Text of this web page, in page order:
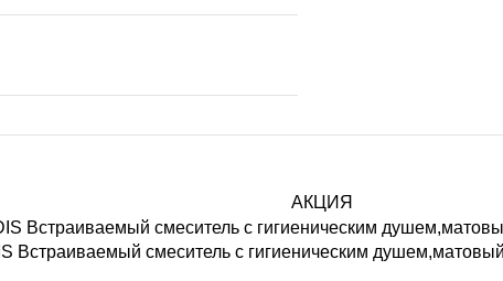
АКЦИЯ
Встраиваемый смеситель с гигиеническим